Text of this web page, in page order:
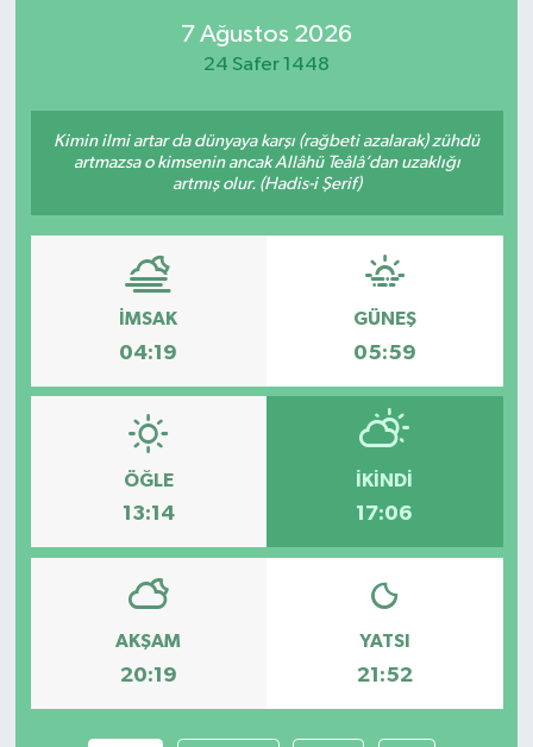
7 Ağustos 2026
24 Safer 1448
Kimin ilmi artar da dünyaya karşı (rağbeti azalarak) zühdü
artmazsa o kimsenin ancak Allâhü Teâlâ’dan uzaklığı
artmış olur. (Hadis-i Şerif)
İMSAK
04:19
GÜNEŞ
05:59
ÖĞLE
13:14
İKINDI
17:06
AKŞAM
20:19
YATSI
21:52